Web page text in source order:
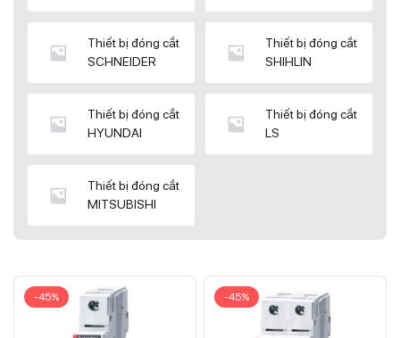
Thiết bị đóng cắt
SCHNEIDER
Thiết bị đóng cắt
SHIHLIN
Thiết bị đóng cắt
HYUNDAI
Thiết bị đóng cắt
LS
Thiết bị đóng cắt
MITSUBISHI
-45% -45%